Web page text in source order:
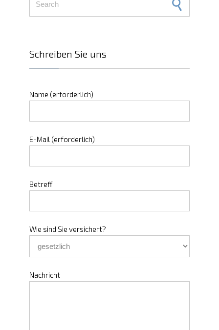
Schreiben Sie uns
Name (erforderlich)
E-Mail (erforderlich)
Betreff
Wie sind Sie versichert?
Nachricht